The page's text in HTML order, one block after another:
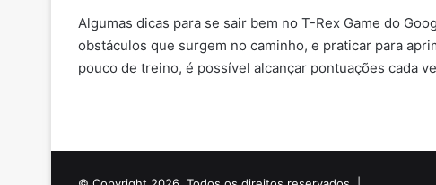
Algumas dicas para se sair bem no T-Rex Game do
obstáculos que surgem no caminho, e praticar para
pouco de treino, é possível alcançar pontuações cada